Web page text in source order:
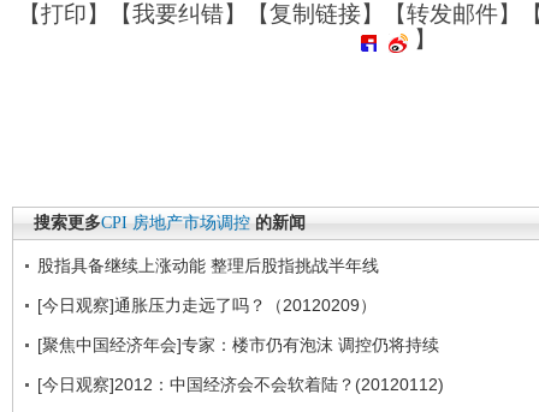
【打印】【我要纠错】【复制链接】【转发邮件】
】
搜索更多CPI 房地产市场调控 的新闻
股指具备继续上涨动能 整理后股指挑战半年线
[今日观察]通胀压力走远了吗？（20120209）
[聚焦中国经济年会]专家：楼市仍有泡沫 调控仍将持续
[今日观察]2012：中国经济会不会软着陆？(20120112)